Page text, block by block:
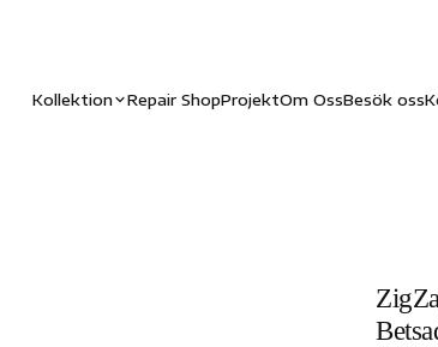
Kollektion Repair ShopProjektOm OssBesök oss